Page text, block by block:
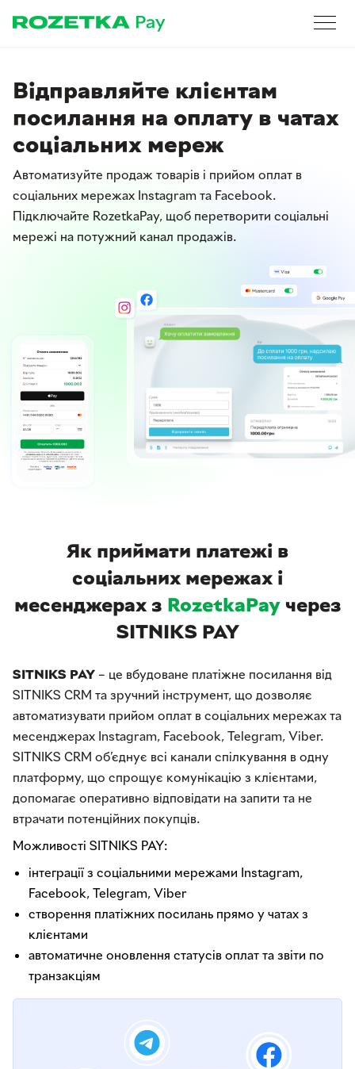
Відправляйте клієнтам
посилання на оплату в чатах
соціальних мереж
Автоматизуйте продаж товарів і прийом оплат в
соціальних мережах Instagram та Facebook.
Підключайте RozetkaPay, щоб перетворити cоціальні
мережі на потужний канал продажів.
Як приймати платежі в
соціальних мережах і
месенджерах з RozetkaPayчерез
SITNIKS PAY
SITNIKS PAY – це вбудоване платіжне посилання від
SITNIKS CRM та зручний інструмент, що дозволяє
автоматизувати прийом оплат в соціальних мережах та
месенджерах Instagram, Facebook, Telegram, Viber.
SITNIKS CRM об’єднує всі канали спілкування в одну
платформу, що спрощує комунікацію з клієнтами,
допомагає оперативно відповідати на запити та не
втрачати потенційних покупців.
Можливості SITNIKS PAY:
інтеграції з соціальними мережами Instagram,
Facebook, Telegram, Viber
створення платіжних посилань прямо у чатах з
клієнтами
автоматичне оновлення статусів оплат та звіти по
транзакціям